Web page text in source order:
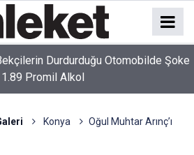
Durdurduğu Otomobilde Şoke
1.89 Promil Alkol
Konya hattı bölünmüş yol oluyor
Konya
Oğul Muhtar Arınç’ı